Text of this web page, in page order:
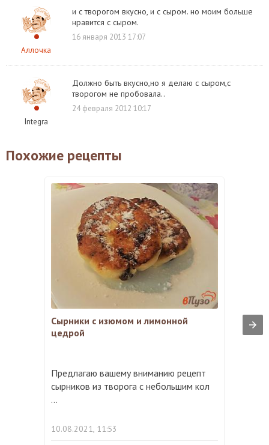
Аллочка
и с творогом вкусно, и с сыром. но моим больше
нравится с сыром.
16 января 2013 17:07
Integra
Должно быть вкусно,но я делаю с сыром,с
творогом не пробовала..
24 февраля 2012 10:17
Похожие рецепты
Сырники с изюмом и лимонной
цедрой
Предлагаю вашему вниманию рецепт
сырников из творога с небольшим кол
...
10.08.2021, 11:53